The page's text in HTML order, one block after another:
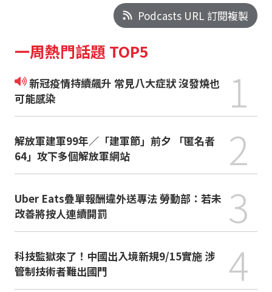
Podcasts URL 訂閱複製
一周熱門話題 TOP5
新冠疫情持續飆升 常見八大症狀 沒發燒也
可能感染
1
解放軍建軍99年／「建軍節」前夕 「匿名者
64」攻下多個解放軍網站
2
Uber Eats疊單報酬違外送專法 勞動部：若未
改善將按人連續開罰
3
科技監獄來了！中國出入境新規9/15實施 涉
管制技術者難出國門
4